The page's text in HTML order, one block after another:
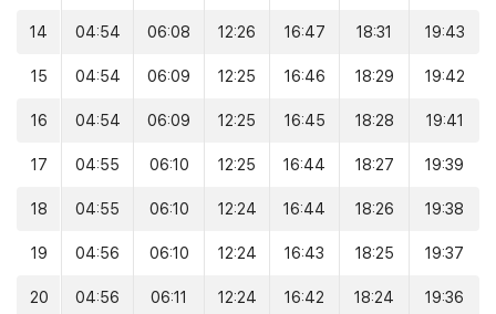
14 04:54 06:08 12:26 16:47 18:31 19:43
15 04:54 06:09 12:25 16:46 18:29 19:42
16 04:54 06:09 12:25 16:45 18:28 19:41
17 04:55 06:10 12:25 16:44 18:27 19:39
18 04:55 06:10 12:24 16:44 18:26 19:38
19 04:56 06:10 12:24 16:43 18:25 19:37
20 04:56 06:11 12:24 16:42 18:24 19:36